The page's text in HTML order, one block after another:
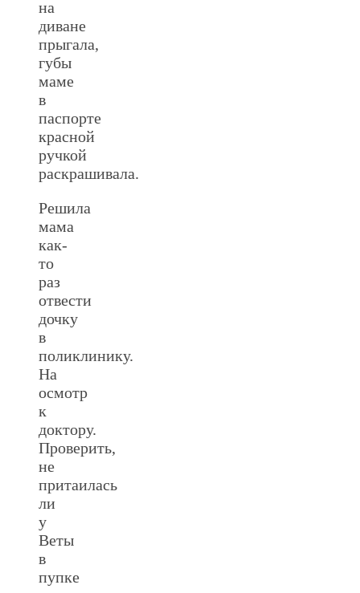
на
диване
прыгала,
губы
маме
в
паспорте
красной
ручкой
раскрашивала.
Решила
мама
как-
то
раз
отвести
дочку
в
поликлинику.
На
осмотр
к
доктору.
Проверить,
не
притаилась
ли
у
Веты
в
пупке